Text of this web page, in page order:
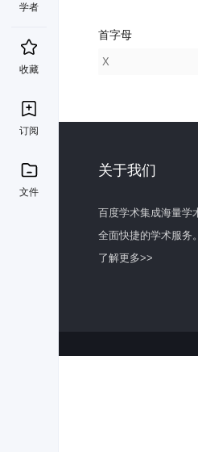
学者
收藏
订阅
文件
首字母
X
关于我们
百度学术集成海量学
全面快捷的学术服务
了解更多>>